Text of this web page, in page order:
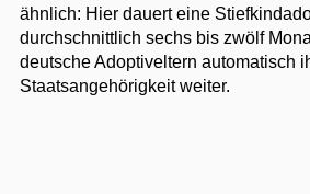
ähnlich: Hier dauert eine
durchschnittlich sechs bis zwölf
deutsche Adoptiveltern automatisch
Staatsangehörigkeit weiter.